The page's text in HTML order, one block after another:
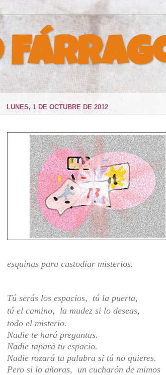
LUNES, 1 DE OCTUBRE DE 2012
esquinas para custodiar misterios.
Tú serás los espacios, tú la puerta,
tú el camino, la mudez si lo deseas,
todo el misterio.
Nadie te hará preguntas.
Nadie tapará tu espacio.
Nadie rozará tu palabra si tú no quieres.
Pero si lo añoras, un cucharón de mimos